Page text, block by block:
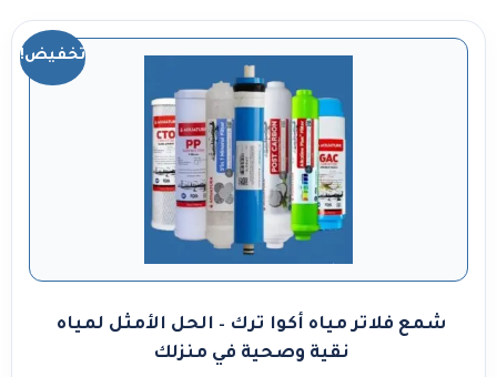
تخفيض!
شمع فلاتر مياه أكوا ترك – الحل الأمثل لمياه
نقية وصحية في منزلك